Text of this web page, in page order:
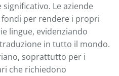
Le aziende
per rendere i propri
lingue, evidenziando
in tutto il mondo.
soprattutto per i
che richiedono